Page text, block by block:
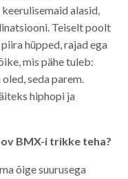
keerulisemaid alasid,
Teiselt poolt
hüpped, rajad ega
mis pähe tuleb:
seda parem.
hiphopi ja
BMX-i trikke teha?
õige suurusega